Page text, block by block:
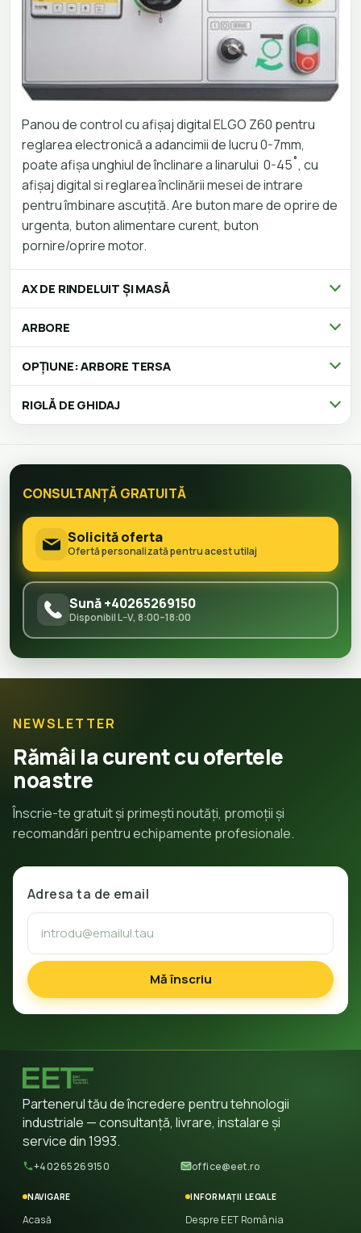
Panou de control cu afișaj digital ELGO Z60 pentru
reglarea electronică a adancimii de lucru 0-7mm,
poate afișa unghiul de înclinare a linarului 0-45˚, cu
afișaj digital si reglarea înclinării mesei de intrare
pentru îmbinare ascuțită. Are buton mare de oprire de
urgenta, buton alimentare curent, buton
pornire/oprire motor.
AX DE RINDELUIT ȘI MASĂ
ARBORE
OPȚIUNE: ARBORE TERSA
RIGLĂ DE GHIDAJ
CONSULTANȚĂ GRATUITĂ
Solicită oferta
Ofertă personalizată pentru acest utilaj
Sună +40265269150
Disponibil L–V, 8:00–18:00
NEWSLETTER
Rămâi la curent cu ofertele
noastre
Înscrie-te gratuit și primești noutăți, promoții și
recomandări pentru echipamente profesionale.
Adresa ta de email
Mă înscriu
Partenerul tău de încredere pentru tehnologii
industriale — consultanță, livrare, instalare și
service din 1993.
+40265269150 office@eet.ro
NAVIGARE
Acasă
INFORMAȚII LEGALE
Despre EET România